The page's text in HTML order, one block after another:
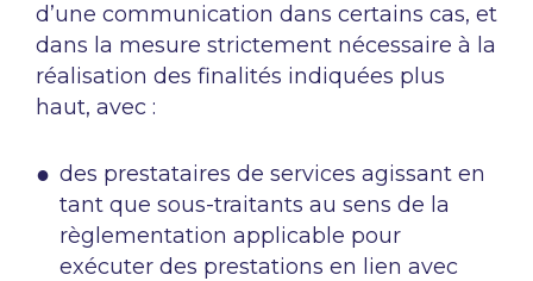
d’une communication dans certains cas, et
dans la mesure strictement nécessaire à la
réalisation des finalités indiquées plus
haut, avec :
des prestataires de services agissant en
tant que sous-traitants au sens de la
règlementation applicable pour
exécuter des prestations en lien avec